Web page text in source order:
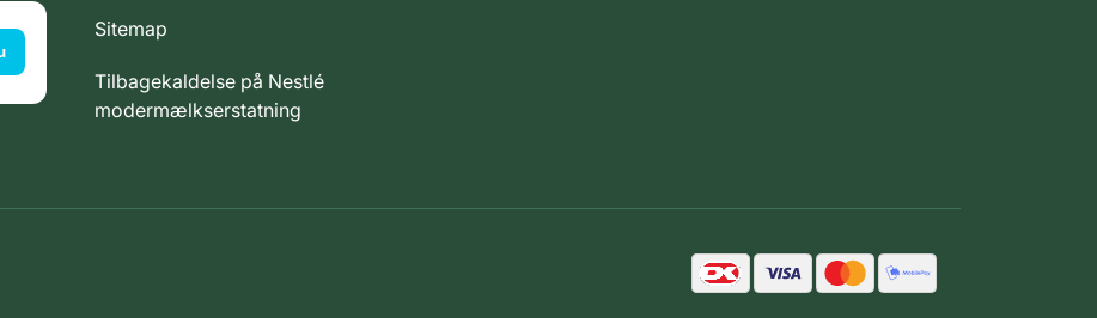
Sitemap
Tilbagekaldelse på Nestlé
modermælkserstatning